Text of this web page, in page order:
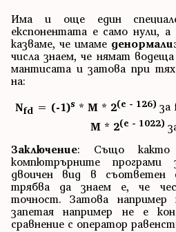
Има и още един
експонентата е само нули,
казваме, че имаме
числа знаем, че нямат
мантисата и затова при
на:
Nfd = (-1)s * M * 2(e - 126)за
M * 2(e - 1022)
Заключение: Също както
компютрърните програми
двоичен вид в съответен
трябва да знаем е, че
точност. Затова например
запетая например не е
сравнение с оператор